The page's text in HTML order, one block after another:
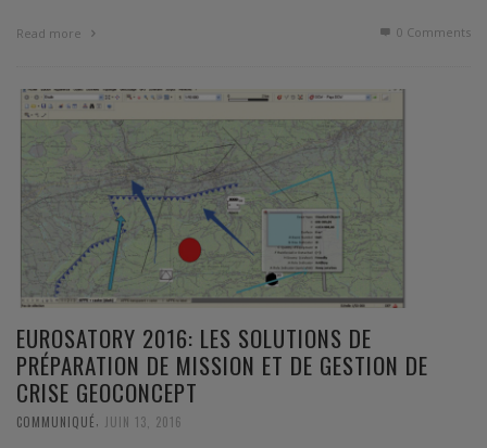
Read more 0 Comments
EUROSATORY 2016: LES SOLUTIONS DE
PRÉPARATION DE MISSION ET DE GESTION DE
CRISE GEOCONCEPT
COMMUNIQUÉ JUIN 13, 2016